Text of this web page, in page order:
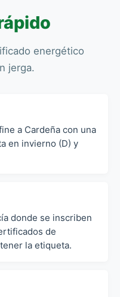
energético
jerga.
a Cardeña con una
en invierno (D) y
donde se inscriben
de
la etiqueta.